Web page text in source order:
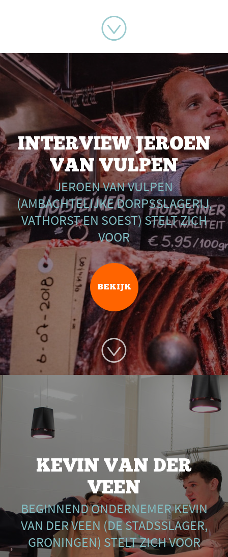
INTERVIEW JEROEN
VAN VULPEN
JEROEN VAN VULPEN
(AMBACHTELIJKE DORPSSLAGERIJ,
VATHORST EN SOEST) STELT ZICH
VOOR
BEKIJK
KEVIN VAN DER
VEEN
BEGINNEND ONDERNEMER KEVIN
VAN DER VEEN (DE STADSSLAGER,
GRONINGEN) STELT ZICH VOOR